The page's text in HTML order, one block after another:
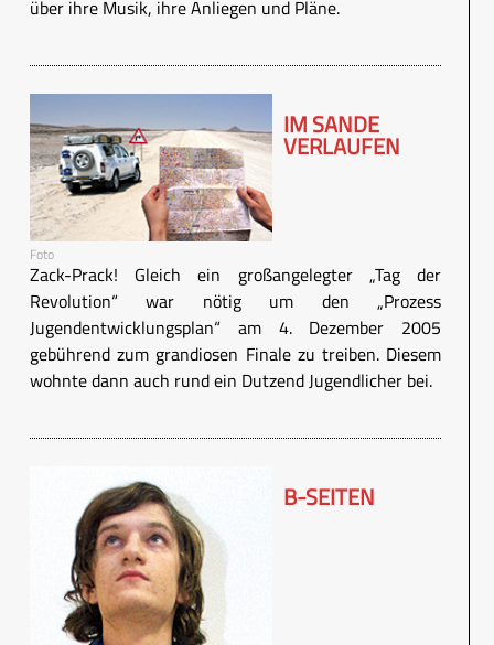
über ihre Musik, ihre Anliegen und Pläne.
Foto
IM SANDE
VERLAUFEN
Zack-Prack! Gleich ein großangelegter „Tag der
Revolution“ war nötig um den „Prozess
Jugendentwicklungsplan“ am 4. Dezember 2005
gebührend zum grandiosen Finale zu treiben. Diesem
wohnte dann auch rund ein Dutzend Jugendlicher bei.
B-SEITEN